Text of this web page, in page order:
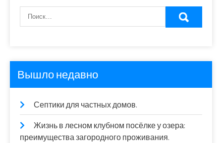
Вышло недавно
Септики для частных домов.
Жизнь в лесном клубном посёлке у озера:
преимущества загородного проживания.